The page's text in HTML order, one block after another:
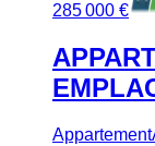
285 000 €
Appartement